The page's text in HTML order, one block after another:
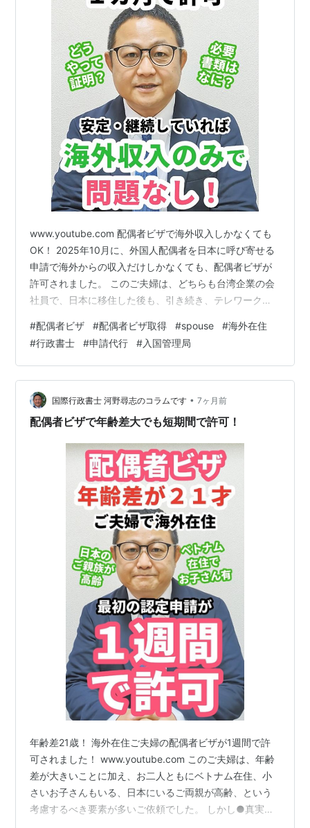
www.youtube.com 配偶者ビザで海外収入しかなくても
OK！ 2025年10月に、外国人配偶者を日本に呼び寄せる
申請で海外からの収入だけしかなくても、配偶者ビザが
許可されました。 このご夫婦は、どちらも台湾企業の会
社員で、日本に移住した後も、引き続き、テレワークで
果、約１ヶ月の審査期間で配偶者ビザが許可されまし
た。 この実績から、継続して安定した収入があることを
書類で証明できれば、どこの国や地域からの収入でも問
題ないことが分かります。 配偶者ビザで海外からの収入
しかない、どのように収入を証明すれば良いか分からな
いとお考えであれば、私に…
#配偶者ビザ #配偶者ビザ取得 #spouse #海外在住
#行政書士 #申請代行 #入国管理局
国際行政書士 河野尋志のコラムです • 7ヶ月前
配偶者ビザで年齢差大でも短期間で許可！
年齢差21歳！ 海外在住ご夫婦の配偶者ビザが1週間で許
可されました！ www.youtube.com このご夫婦は、年齢
差が大きいことに加え、お二人ともにベトナム在住、小
さいお子さんもいる、日本にいるご両親が高齢、という
考慮するべき要素が多いご依頼でした。 しかし●真実の